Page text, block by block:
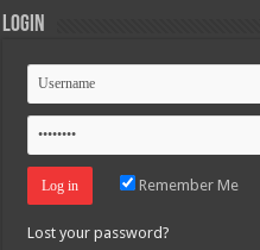
Login
Remember Me
Lost your password?